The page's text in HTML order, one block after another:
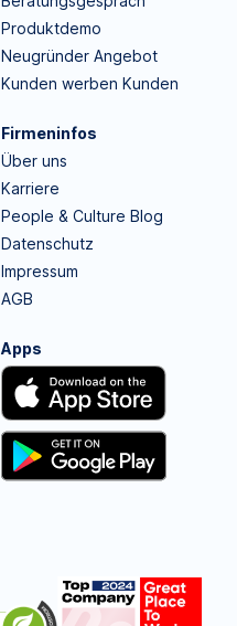
Produktdemo
Neugründer Angebot
Kunden werben Kunden
Firmeninfos
Über uns
Karriere
People & Culture Blog
Datenschutz
Impressum
AGB
Apps